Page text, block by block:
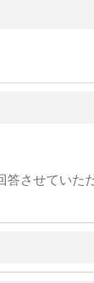
させていた